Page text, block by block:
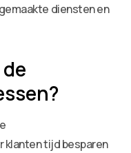
diensten en
klanten tijd besparen